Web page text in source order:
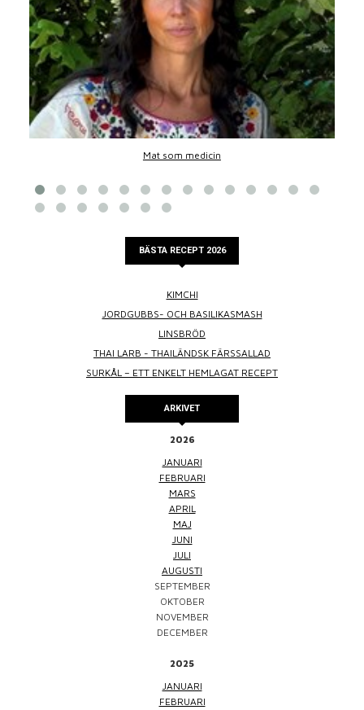
Mat som medicin
BÄSTA RECEPT 2026
KIMCHI
JORDGUBBS- OCH BASILIKASMASH
LINSBRÖD
THAI LARB - THAILÄNDSK FÄRSSALLAD
SURKÅL – ETT ENKELT HEMLAGAT RECEPT
ARKIVET
2026
JANUARI
FEBRUARI
MARS
APRIL
MAJ
JUNI
JULI
AUGUSTI
SEPTEMBER
OKTOBER
NOVEMBER
DECEMBER
2025
JANUARI
FEBRUARI